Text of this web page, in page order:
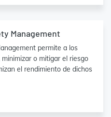
Management
permite a los
o mitigar el riesgo
el rendimiento de dichos